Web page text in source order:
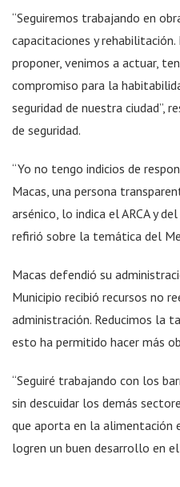
“Seguiremos trabajando en
capacitaciones y
proponer, venimos a actuar,
compromiso para la
seguridad de nuestra ciudad”,
de seguridad.
“Yo no tengo indicios de
Macas, una persona
arsénico, lo indica el ARCA y
refirió sobre la temática del
Macas defendió su
Municipio recibió recursos no
administración. Reducimos la
esto ha permitido hacer más
“Seguiré trabajando con los
sin descuidar los demás
que aporta en la alimentación
logren un buen desarrollo en